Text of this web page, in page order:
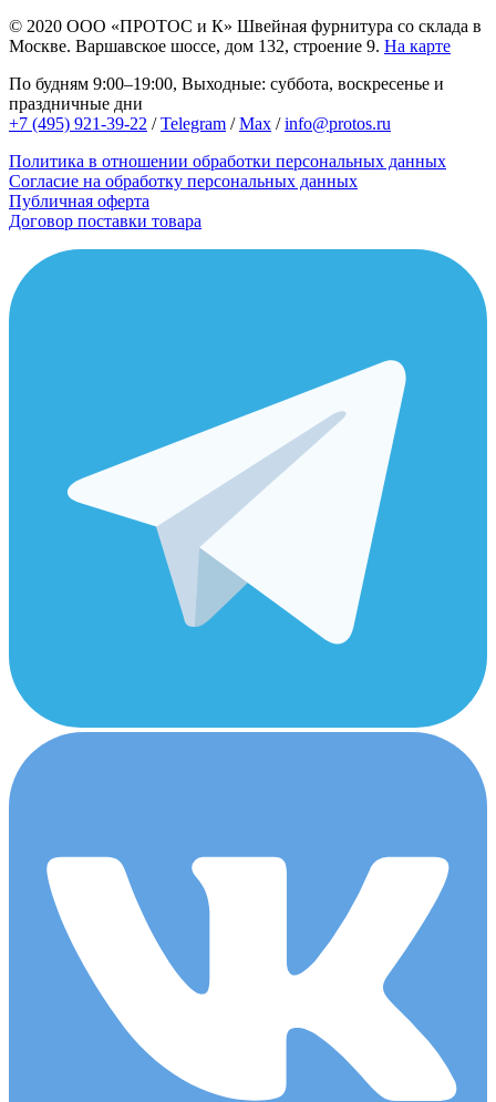
© 2020 ООО «ПРОТОС и К» Швейная фурнитура со склада в
Москве. Варшавское шоссе, дом 132, строение 9. На карте
По будням 9:00–19:00, Выходные: суббота, воскресенье и
праздничные дни
+7 (495) 921-39-22 /Telegram /Max /info@protos.ru
Политика в отношении обработки персональных данных
Согласие на обработку персональных данных
Публичная оферта
Договор поставки товара